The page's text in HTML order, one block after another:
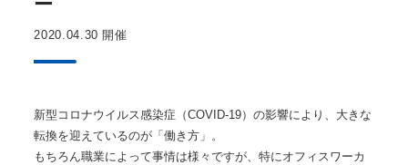
2020.04.30 開催
新型コロナウイルス感染症（COVID-19）の影響により、大きな
転換を迎えているのが「働き方」。
もちろん職業によって事情は様々ですが、特にオフィスワーカ